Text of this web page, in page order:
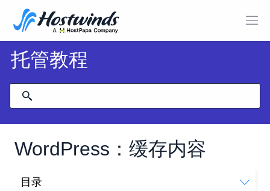
托管教程
WordPress：缓存内容
目录